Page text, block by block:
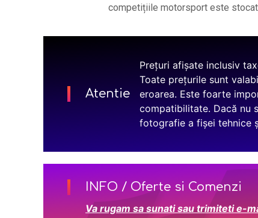
competițiile motorsport este
Atentie
Prețuri afișate inclusiv
Toate prețurile sunt
eroarea. Este foarte
compatibilitate. Dacă nu
fotografie a fișei tehnice
INFO / Oferte si Comenzi
Va rugam sa sunati sau trimiteti e-